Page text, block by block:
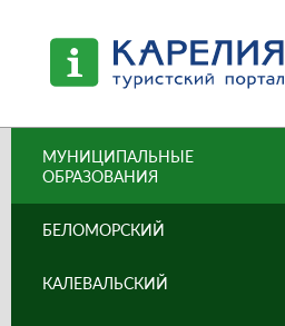
МУНИЦИПАЛЬНЫЕ
ОБРАЗОВАНИЯ
БЕЛОМОРСКИЙ
КАЛЕВАЛЬСКИЙ